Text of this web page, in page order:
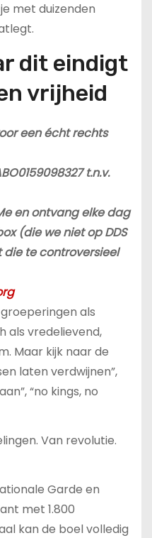
met duizenden
dit eindigt
vrijheid
een écht rechts
t.n.v.
en ontvang elke dag
(die we niet op DDS
te controversieel
als
als vredelievend,
Maar kijk naar de
laten verdwijnen”,
“no kings, no
Van revolutie.
Garde en
met 1.800
kan de boel volledig